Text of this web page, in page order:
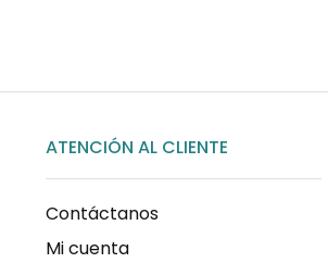
ATENCIÓN AL CLIENTE
Contáctanos
Mi cuenta